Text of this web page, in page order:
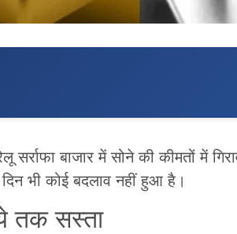
सर्राफा बाजार में सोने की कीमतों में
भी कोई बदलाव नहीं हुआ है।
तक सस्ता